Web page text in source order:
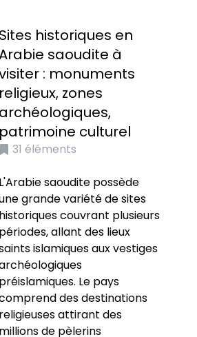
Sites historiques en
saoudite à
: monuments
religieux, zones
archéologiques,
patrimoine culturel
31 éléments
L'Arabie saoudite possède
grande variété de sites
historiques couvrant plusieurs
périodes, allant des lieux
islamiques aux vestiges
préislamiques. Le pays
des destinations
religieuses attirant des
millions de pèlerins